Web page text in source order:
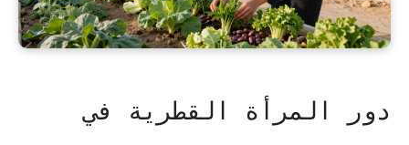
دور المرأة القطرية في